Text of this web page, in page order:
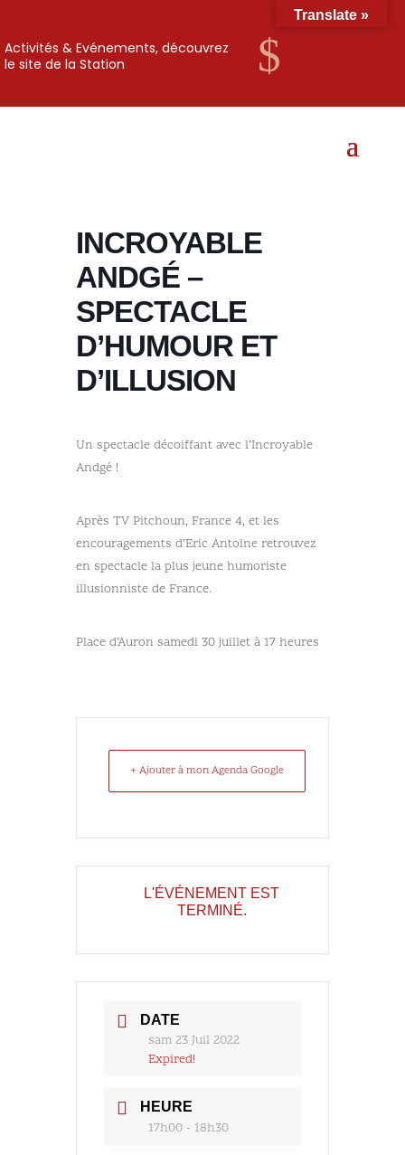
$
Activités & Evénements, découvrez
le site de la Station
INCROYABLE
ANDGÉ –
SPECTACLE
D’HUMOUR ET
D’ILLUSION
Un spectacle décoiffant avec l’Incroyable
Andgé !
Après TV Pitchoun, France 4, et les
encouragements d’Eric Antoine retrouvez
en spectacle la plus jeune humoriste
illusionniste de France.
Place d’Auron samedi 30 juillet à 17 heures
+ Ajouter à mon Agenda Google
L'ÉVÉNEMENT EST
TERMINÉ.
DATE
sam 23 Juil 2022
Expired!
HEURE
17h00 - 18h30
Translate »